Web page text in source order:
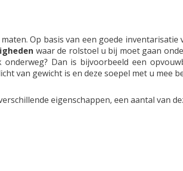
Op basis van een goede
waar de rolstoel u bij moet gaan
Dan is bijvoorbeeld een
van gewicht is en deze soepel met u mee
eigenschappen, een aantal van